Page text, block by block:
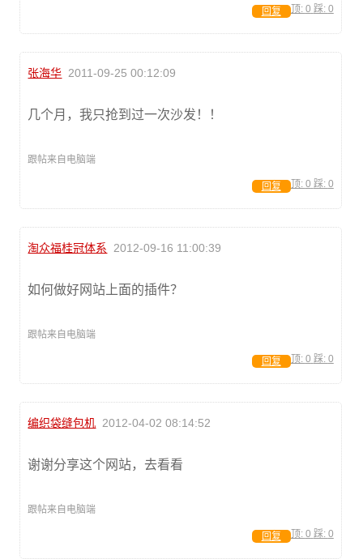
顶: 0 踩: 0
回复
张海华 2011-09-25 00:12:09
几个月，我只抢到过一次沙发！！
跟帖来自电脑端
顶: 0 踩: 0
回复
淘众福桂冠体系 2012-09-16 11:00:39
如何做好网站上面的插件？
跟帖来自电脑端
顶: 0 踩: 0
回复
编织袋缝包机 2012-04-02 08:14:52
谢谢分享这个网站，去看看
跟帖来自电脑端
顶: 0 踩: 0
回复